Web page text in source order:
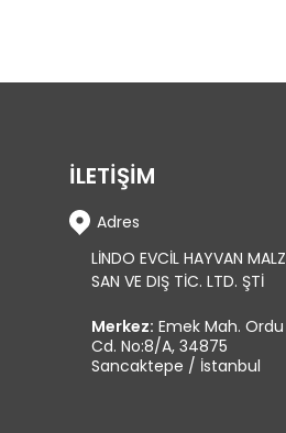
İLETİŞİM
Adres
LİNDO EVCİL HAYVAN MALZ
SAN VE DIŞ TİC. LTD. ŞTİ
Merkez: Emek Mah. Ordu
Cd. No:8/A, 34875
Sancaktepe / İstanbul